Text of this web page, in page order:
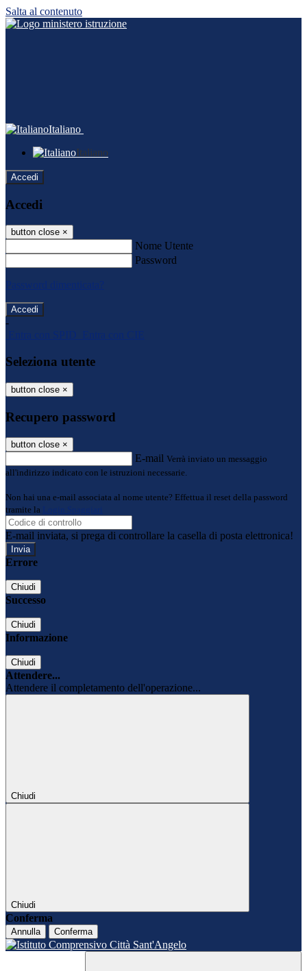
Salta al contenuto
Italiano
Italiano
Accedi
Accedi
button close ×
Nome Utente
Password
Password dimenticata?
-
Entra con SPID
Entra con CIE
Seleziona utente
button close ×
Recupero password
button close ×
E-mail Verrà inviato un messaggio
all'indirizzo indicato con le istruzioni necessarie.
Non hai una e-mail associata al nome utente? Effettua il reset della password
tramite la
Login Spaggiari
E-mail inviata, si prega di controllare la casella di posta elettronica!
Errore
Chiudi
Successo
Chiudi
Informazione
Chiudi
Attendere...
Attendere il completamento dell'operazione...
Chiudi
Chiudi
Conferma
Annulla Conferma